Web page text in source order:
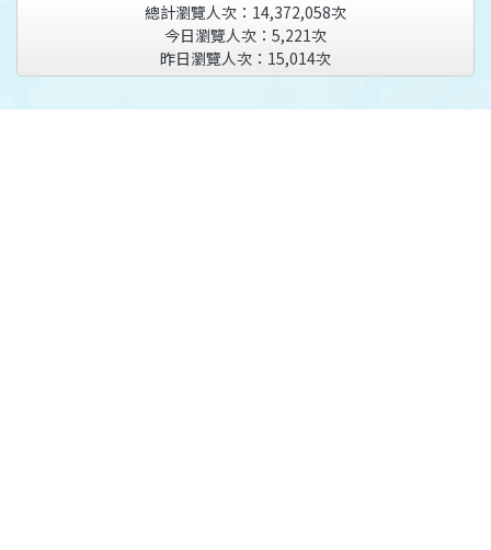
總計瀏覽人次： 14,372,058次
今日瀏覽人次： 5,221次
昨日瀏覽人次： 15,014次